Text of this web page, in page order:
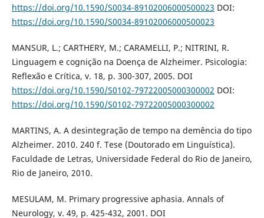
https://doi.org/10.1590/S0034-89102006000500023 DOI:
https://doi.org/10.1590/S0034-89102006000500023
MANSUR, L.; CARTHERY, M.; CARAMELLI, P.; NITRINI, R.
Linguagem e cognição na Doença de Alzheimer. Psicologia:
Reflexão e Crítica, v. 18, p. 300-307, 2005. DOI
https://doi.org/10.1590/S0102-79722005000300002 DOI:
https://doi.org/10.1590/S0102-79722005000300002
MARTINS, A. A desintegração de tempo na demência do tipo
Alzheimer. 2010. 240 f. Tese (Doutorado em Linguística).
Faculdade de Letras, Universidade Federal do Rio de Janeiro,
Rio de Janeiro, 2010.
MESULAM, M. Primary progressive aphasia. Annals of
Neurology, v. 49, p. 425-432, 2001. DOI